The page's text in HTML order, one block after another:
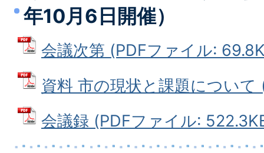
年10月6日開催）
会議次第 (PDFファイル:
資料 市の現状と課題につい
会議録 (PDFファイル: